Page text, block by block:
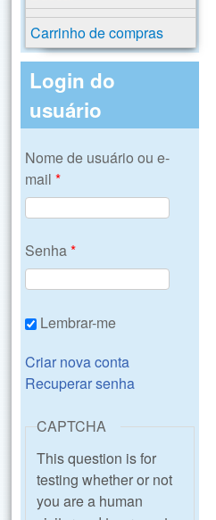
Carrinho de compras
Login do
usuário
Nome de usuário ou e-
mail*
Senha*
Lembrar-me
Criar nova conta
Recuperar senha
CAPTCHA
This question is for
testing whether or not
you are a human